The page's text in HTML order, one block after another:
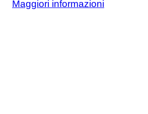
Maggiori informazioni